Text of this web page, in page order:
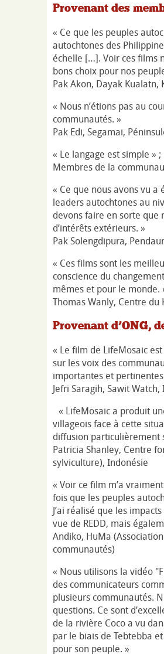
Provenant des
« Ce que les peuples
autochtones des
échelle […]. Voir ces films
bons choix pour nos
Pak Akon, Dayak
« Nous n’étions pas au
communautés. »
Pak Edi, Segamai,
« Le langage est simple »
Membres de la
« Ce que nous avons vu a
leaders autochtones au
devons faire en sorte que
d’intérêts extérieurs. »
Pak Solengdipura,
« Ces films sont les
conscience du
mêmes et pour le monde.
Thomas Wanly, Centre
Provenant d’ONG,
« Le film de LifeMosaic
sur les voix des
importantes et
Jefri Saragih, Sawit
« LifeMosaic a produit
villageois face à cette
diffusion particulièrement
Patricia Shanley, Centre
sylviculture), Indonésie
« Voir ce film m’a
fois que les peuples
J’ai réalisé que les
vue de REDD, mais
Andiko, HuMa
communautés)
« Nous utilisons la vidéo
des communicateurs
plusieurs communautés.
questions. Ce sont
de la rivière Coco a vu
par le biais de Tebtebba
pour son peuple. »